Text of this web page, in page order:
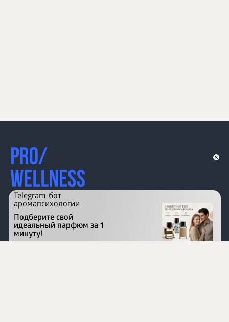
Перейти на сайт
Telegram-бот
аромапсихологии
Подберите свой
идеальный парфюм за 1
минуту!